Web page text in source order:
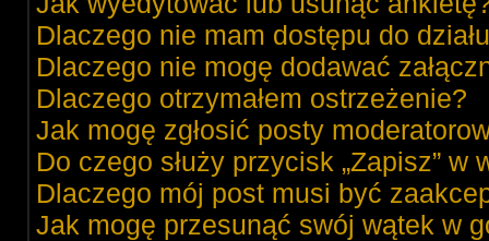
Dlaczego nie mam dostępu do
Dlaczego nie mogę dodawać
Dlaczego otrzymałem ostrzeżenie?
Jak mogę zgłosić posty
Do czego służy przycisk „Zapisz”
Dlaczego mój post musi być
Jak mogę przesunąć swój wątek w